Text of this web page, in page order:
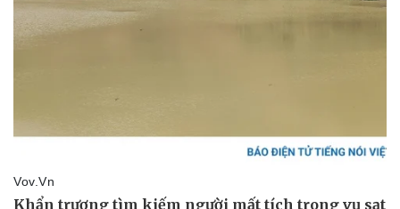
Trải nghiệm